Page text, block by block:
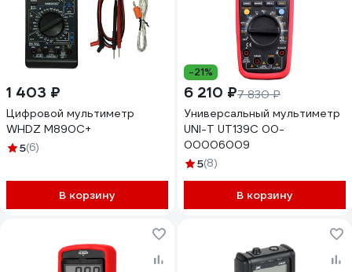
1 403 ₽
Цифровой мультиметр
WHDZ M890C+
5(6)
В корзину
-21%
6 210 ₽7 830 ₽
Универсальный мультиметр
UNI-T UT139C 00-
00006009
5(8)
В корзину